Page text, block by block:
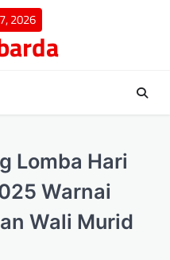
2026
Lomba Hari
Warnai
Wali Murid